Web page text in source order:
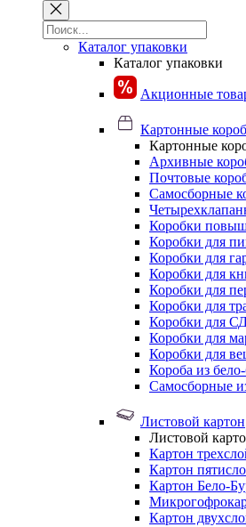
Каталог упаковки
Каталог упаковки
Акционные
Картонные
Картонные
Архивные
Почтовые
Самосборные
Коробки
Коробки для
Коробки для
Коробки для
Коробки для
Коробки для
Коробки для
Коробки для
Коробки для
Короба из
Самосборные
Листовой картон
Листовой
Картон
Картон
Картон Бело-
Картон